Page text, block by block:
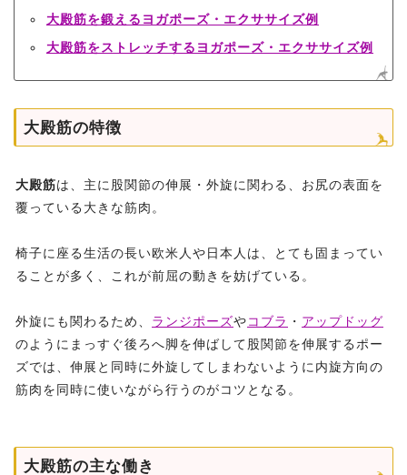
大殿筋を鍛えるヨガポーズ・エクササイズ例
大殿筋をストレッチするヨガポーズ・エクササイズ例
大殿筋の特徴
大殿筋は、主に股関節の伸展・外旋に関わる、お尻の表面を
覆っている大きな筋肉。
椅子に座る生活の長い欧米人や日本人は、とても固まってい
ることが多く、これが前屈の動きを妨げている。
外旋にも関わるため、 ランジポーズやコブラ ・ アップドッグ
のようにまっすぐ後ろへ脚を伸ばして股関節を伸展するポー
ズでは、伸展と同時に外旋してしまわないように内旋方向の
筋肉を同時に使いながら行うのがコツとなる。
大殿筋の主な働き